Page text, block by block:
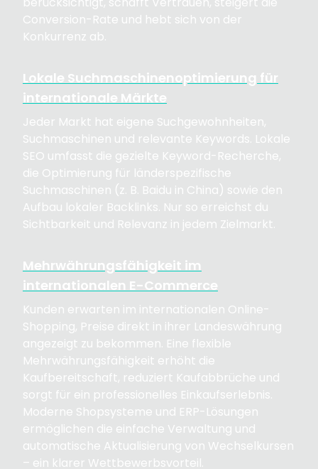
Conversion-Rate und hebt sich von der
Konkurrenz ab.
Lokale Suchmaschinenoptimierung für
internationale Märkte
Jeder Markt hat eigene Suchgewohnheiten,
Suchmaschinen und relevante Keywords. Lokale
SEO umfasst die gezielte Keyword-Recherche,
die Optimierung für länderspezifische
Suchmaschinen (z. B. Baidu in China) sowie den
Aufbau lokaler Backlinks. Nur so erreichst du
Sichtbarkeit und Relevanz in jedem Zielmarkt.
Mehrwährungsfähigkeit im
internationalen E-Commerce
Kunden erwarten im internationalen Online-
Shopping, Preise direkt in ihrer Landeswährung
angezeigt zu bekommen. Eine flexible
Mehrwährungsfähigkeit erhöht die
Kaufbereitschaft, reduziert Kaufabbrüche und
sorgt für ein professionelles Einkaufserlebnis.
Moderne Shopsysteme und ERP-Lösungen
ermöglichen die einfache Verwaltung und
automatische Aktualisierung von Wechselkursen
– ein klarer Wettbewerbsvorteil.